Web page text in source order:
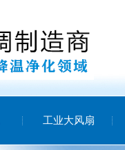
工业大风扇